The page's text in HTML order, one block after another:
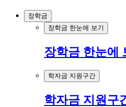
장학금
장학금 한눈에 보기
장학금 한눈에
학자금 지원구간
학자금 지원구